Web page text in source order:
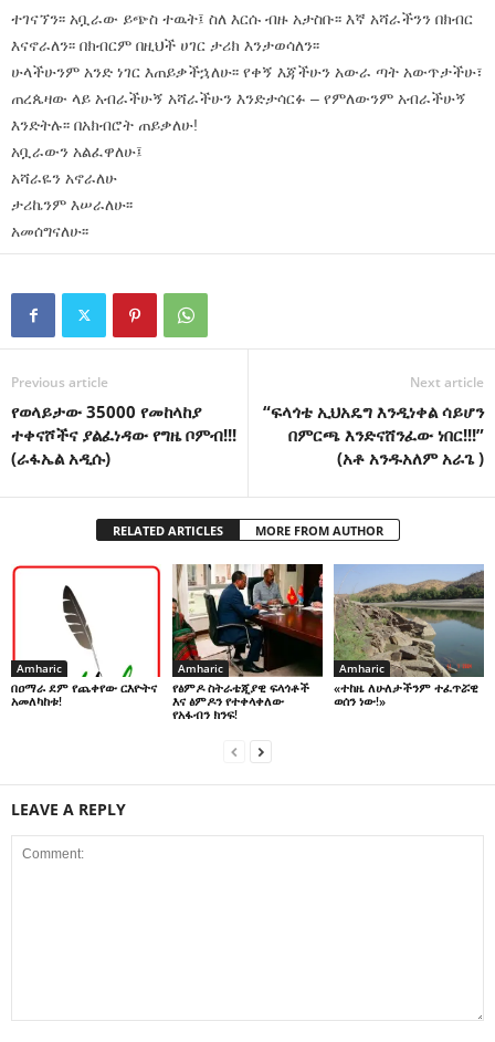
ተገናኘን፡፡ አቧራው ይጭስ ተዉት፤ ስለ እርሱ ብዙ አታስቡ፡፡ እኛ አሻራችንን በክብር
እናኖራለን፡፡ በክብርም በዚህች ሀገር ታሪክ እንታወሳለን፡፡
ሁላችሁንም አንድ ነገር እጠይቃችኋለሁ፡፡ የቀኝ እጃችሁን አውራ ጣት አውጥታችሁ፣
ጠረጴዛው ላይ አብራችሁኝ አሻራችሁን እንድታሳርፉ – የምለውንም አብራችሁኝ
እንድትሉ፡፡ በአክብሮት ጠይቃለሁ!
አቧራውን አልፈዋለሁ፤
አሻራዬን አኖራለሁ
ታሪኬንም እሠራለሁ፡፡
አመሰግናለሁ፡፡
Previous article
የወላይታው 35000 የመከላከያ
ተቀናሾችና ያልፈነዳው የግዜ ቦምብ!!!
(ራፋኤል አዲሱ)
Next article
“ፍላጎቴ ኢህአዴግ እንዲነቀል ሳይሆን
በምርጫ እንድናሸንፈው ነበር!!!”
(አቶ አንዱአለም አራጌ )
RELATED ARTICLES MORE FROM AUTHOR
Amharic
በዐማራ ደም የጨቀየው ርእዮትና
አመለካከቱ!
Amharic
የፅምዶ ስትራቴጂያዊ ፍላጎቶች
እና ፅምዶን የተቀላቀለው
የአፋብን ክንፍ!
Amharic
«ተከዜ ለሁለታችንም ተፈጥሯዊ
ወሰን ነው!»
LEAVE A REPLY